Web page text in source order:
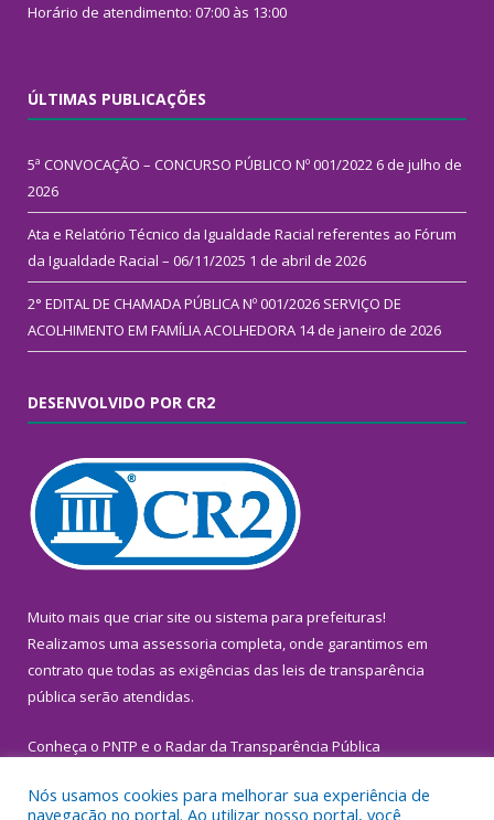
Horário de atendimento: 07:00 às 13:00
ÚLTIMAS PUBLICAÇÕES
5ª CONVOCAÇÃO – CONCURSO PÚBLICO Nº 001/2022 6 de julho de
2026
Ata e Relatório Técnico da Igualdade Racial referentes ao Fórum
da Igualdade Racial – 06/11/2025 1 de abril de 2026
2° EDITAL DE CHAMADA PÚBLICA Nº 001/2026 SERVIÇO DE
ACOLHIMENTO EM FAMÍLIA ACOLHEDORA 14 de janeiro de 2026
DESENVOLVIDO POR CR2
Muito mais que criar site ou sistema para prefeituras!
Realizamos uma assessoria completa, onde garantimos em
contrato que todas as exigências das leis de transparência
pública serão atendidas.
Conheça o PNTP e o Radar da Transparência Pública
Nós usamos cookies para melhorar sua experiência de
navegação no portal. Ao utilizar nosso portal, você